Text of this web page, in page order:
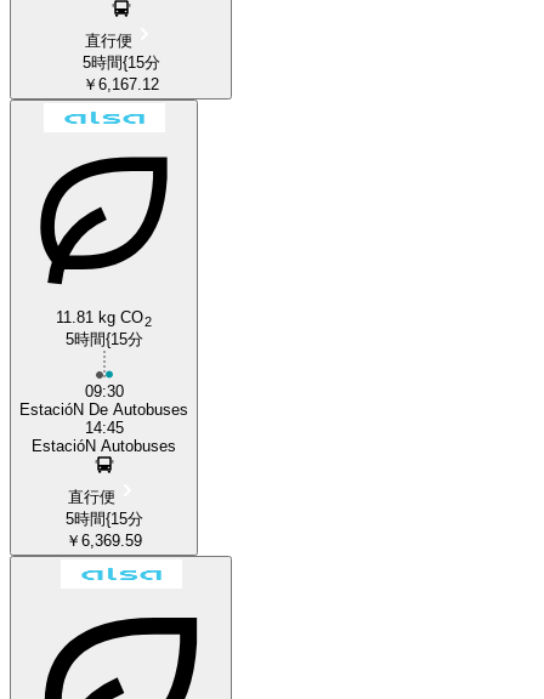
直行便
5時間{15分
￥6,167.12
11.81 kg CO2
5時間{15分
09:30
EstacióN De Autobuses
14:45
EstacióN Autobuses
直行便
5時間{15分
￥6,369.59